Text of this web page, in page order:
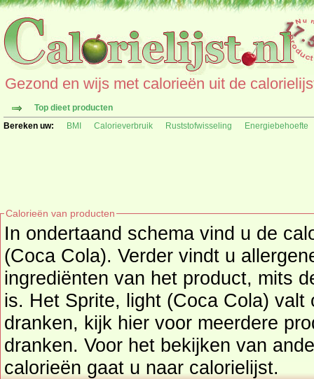
Gezond en wijs met calorieën uit de
Top dieet producten
Bereken uw:
BMI Calorieverbruik Ruststofwisseling Energiebehoefte
Calorieën van producten
In ondertaand schema vind u de
(Coca Cola). Verder vindt u
ingrediënten van het product, mits deze informatie beschikbaar
is. Het Sprite, light (Coca Cola) valt
dranken, kijk hier voor meerdere
dranken. Voor het bekijken van
calorieën gaat u naar calorielijst.